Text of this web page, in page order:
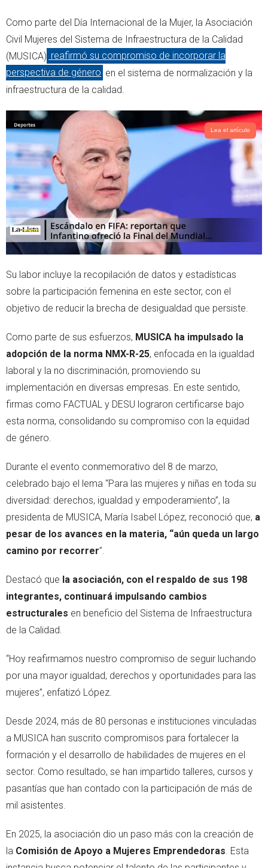
t
t
e
r
t
s
a
p
p
Como parte del Día Internacional de la Mujer, la Asociación
Civil Mujeres del Sistema de Infraestructura de la Calidad
(MUSICA) reafirmó su compromiso de incorporar la
perspectiva de género en el sistema de normalización y la
infraestructura de la calidad.
Lea el artículo
Su labor incluye la recopilación de datos y estadísticas
sobre la participación femenina en este sector, con el
objetivo de reducir la brecha de desigualdad que persiste.
Como parte de sus esfuerzos, MUSICA ha impulsado la
adopción de la norma NMX-R-25, enfocada en la igualdad
laboral y la no discriminación, promoviendo su
implementación en diversas empresas. En este sentido,
firmas como FACTUAL y DESU lograron certificarse bajo
esta norma, consolidando su compromiso con la equidad
de género.
Durante el evento conmemorativo del 8 de marzo,
celebrado bajo el lema “Para las mujeres y niñas en toda su
diversidad: derechos, igualdad y empoderamiento”, la
presidenta de MUSICA, María Isabel López, reconoció que, a
pesar de los avances en la materia, “aún queda un largo
camino por recorrer”.
Destacó que la asociación, con el respaldo de sus 198
integrantes, continuará impulsando cambios
estructurales en beneficio del Sistema de Infraestructura
de la Calidad.
“Hoy reafirmamos nuestro compromiso de seguir luchando
por una mayor igualdad, derechos y oportunidades para las
mujeres”, enfatizó López.
Desde 2024, más de 80 personas e instituciones vinculadas
a MUSICA han suscrito compromisos para fortalecer la
formación y el desarrollo de habilidades de mujeres en el
sector. Como resultado, se han impartido talleres, cursos y
pasantías que han contado con la participación de más de
mil asistentes.
En 2025, la asociación dio un paso más con la creación de
la Comisión de Apoyo a Mujeres Emprendedoras. Esta